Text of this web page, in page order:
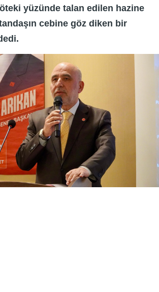
yüzünde talan edilen hazine
cebine göz diken bir